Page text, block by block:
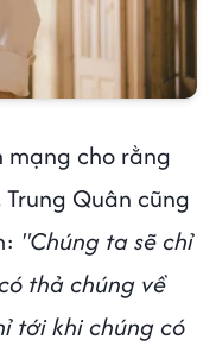
mạng cho rằng
Quân cũng
"Chúng ta sẽ chỉ
thả chúng về
tới khi chúng có